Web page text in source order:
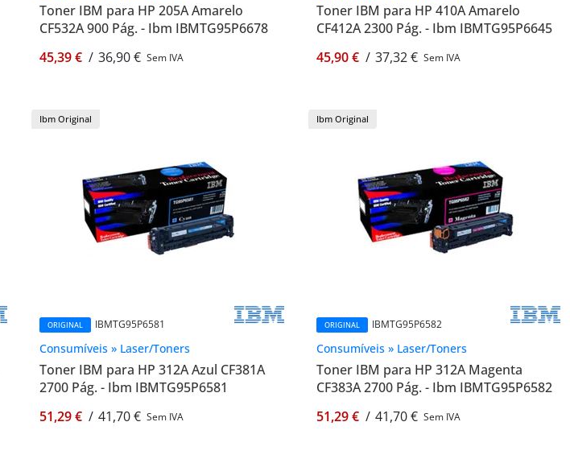
Toner IBM para HP 205A Amarelo
CF532A 900 Pág. - Ibm IBMTG95P6678
45,39 € / 36,90 € Sem IVA
Toner IBM para HP 410A Amarelo
CF412A 2300 Pág. - Ibm IBMTG95P6645
45,90 € / 37,32 € Sem IVA
Ibm Original
ORIGINAL IBMTG95P6581
Consumíveis » Laser/Toners
Toner IBM para HP 312A Azul CF381A
2700 Pág. - Ibm IBMTG95P6581
51,29 € / 41,70 € Sem IVA
Ibm Original
ORIGINAL IBMTG95P6582
Consumíveis » Laser/Toners
Toner IBM para HP 312A Magenta
CF383A 2700 Pág. - Ibm IBMTG95P6582
51,29 € / 41,70 € Sem IVA